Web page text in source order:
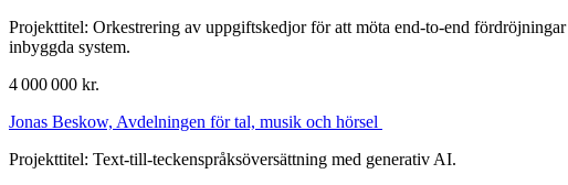
Projekttitel: Orkestrering av uppgiftskedjor för att möta end-to-end
inbyggda system.
4 000 000 kr.
Jonas Beskow, Avdelningen för tal, musik och hörsel
Projekttitel: Text-till-teckenspråksöversättning med generativ AI.